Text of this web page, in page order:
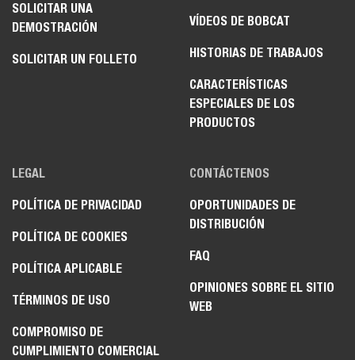
SOLICITAR UNA
DEMOSTRACIÓN
SOLICITAR UN FOLLETO
VÍDEOS DE BOBCAT
HISTORIAS DE TRABAJOS
CARACTERÍSTICAS
ESPECIALES DE LOS
PRODUCTOS
LEGAL
POLÍTICA DE PRIVACIDAD
POLÍTICA DE COOKIES
POLÍTICA APLICABLE
TÉRMINOS DE USO
COMPROMISO DE
CUMPLIMIENTO COMERCIAL
CONTÁCTENOS
OPORTUNIDADES DE
DISTRIBUCIÓN
FAQ
OPINIONES SOBRE EL SITIO
WEB